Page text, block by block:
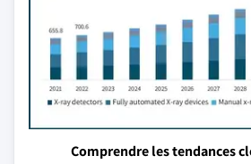
Comprendre les tendances